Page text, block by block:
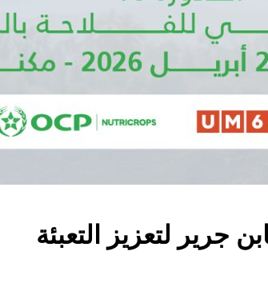
جرير لتعزيز التعبئة